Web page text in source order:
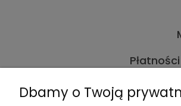
Dbamy o Twoją